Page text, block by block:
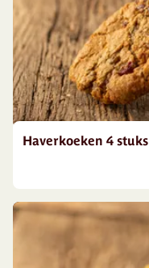
Haverkoeken 4 stuks